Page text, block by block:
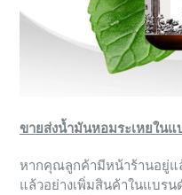
ขายส่งน้ำมันหอมระเหยใน
หากคุณลูกค้ามีหน้าร้านอยู่แ
แล้วอย่างเพิ่มสินค้าในแบรน